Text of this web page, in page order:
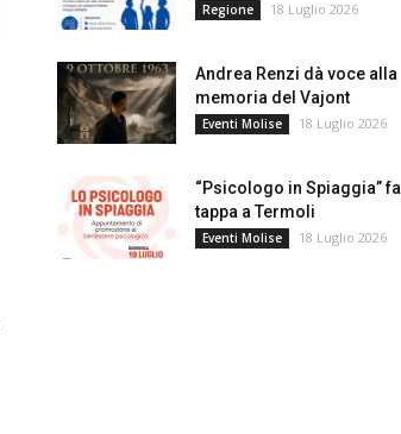
Regione 18 Luglio 2026
Andrea Renzi dà voce alla
memoria del Vajont
Eventi Molise 18 Luglio 2026
“Psicologo in Spiaggia” fa
tappa a Termoli
Eventi Molise 18 Luglio 2026